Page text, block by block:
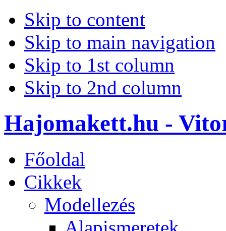
Skip to content
Skip to main navigation
Skip to 1st column
Skip to 2nd column
Hajomakett.hu -
Főoldal
Cikkek
Modellezés